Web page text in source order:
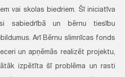
vai skolas biedriem. Šī iniciatīva
sabiedrībā un bērnu tiesību
Arī Bērnu slimnīcas fonds
un apņēmās realizēt projektu,
izpētīta šī problēma un rasti